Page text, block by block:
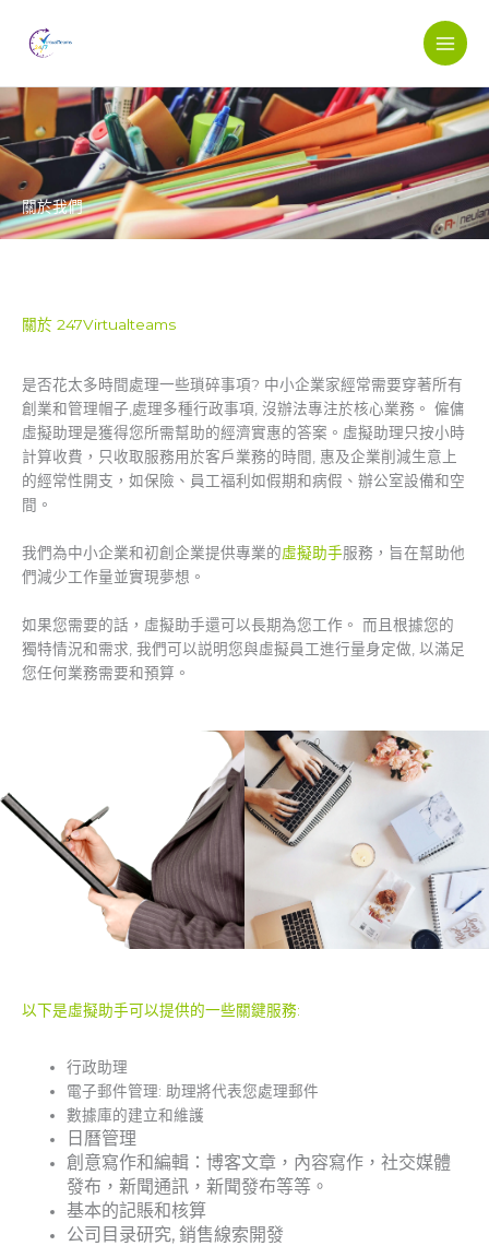
content
關於我們
關於 247Virtualteams
是否花太多時間處理一些瑣碎事項? 中小企業家經常需要穿著所有
創業和管理帽子,處理多種行政事項, 沒辦法專注於核心業務。 僱傭
虛擬助理是獲得您所需幫助的經濟實惠的答案。虛擬助理只按小時
計算收費，只收取服務用於客戶業務的時間, 惠及企業削減生意上
的經常性開支，如保險、員工福利如假期和病假、辦公室設備和空
間。
我們為中小企業和初創企業提供專業的虛擬助手服務，旨在幫助他
們減少工作量並實現夢想。
如果您需要的話，虛擬助手還可以長期為您工作。 而且根據您的
獨特情況和需求, 我們可以説明您與虛擬員工進行量身定做, 以滿足
您任何業務需要和預算。
以下是虛擬助手可以提供的一些關鍵服務:
行政助理
電子郵件管理: 助理將代表您處理郵件
數據庫的建立和維護
日曆管理
創意寫作和編輯：博客文章，內容寫作，社交媒體
發布，新聞通訊，新聞發布等等。
基本的記賬和核算
公司目录研究, 銷售線索開發